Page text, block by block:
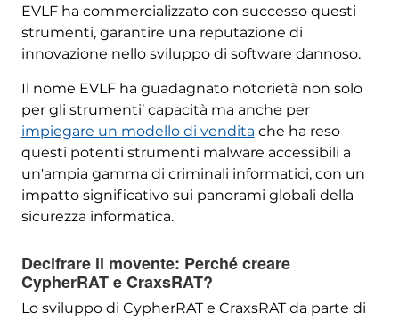
EVLF ha commercializzato con successo questi
strumenti, garantire una reputazione di
innovazione nello sviluppo di software dannoso.
Il nome EVLF ha guadagnato notorietà non solo
per gli strumenti’ capacità ma anche per
impiegare un modello di vendita che ha reso
questi potenti strumenti malware accessibili a
un'ampia gamma di criminali informatici, con un
impatto significativo sui panorami globali della
sicurezza informatica.
Decifrare il movente: Perché creare
CypherRAT e CraxsRAT?
Lo sviluppo di CypherRAT e CraxsRAT da parte di